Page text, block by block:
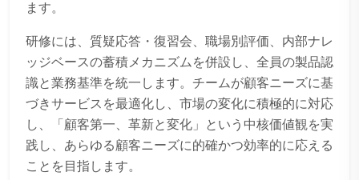
ます。
研修には、質疑応答・復習会、職場別評価、内部ナレ
ッジベースの蓄積メカニズムを併設し、全員の製品認
識と業務基準を統一します。チームが顧客ニーズに基
づきサービスを最適化し、市場の変化に積極的に対応
し、「顧客第一、革新と変化」という中核価値観を実
践し、あらゆる顧客ニーズに的確かつ効率的に応える
ことを目指します。